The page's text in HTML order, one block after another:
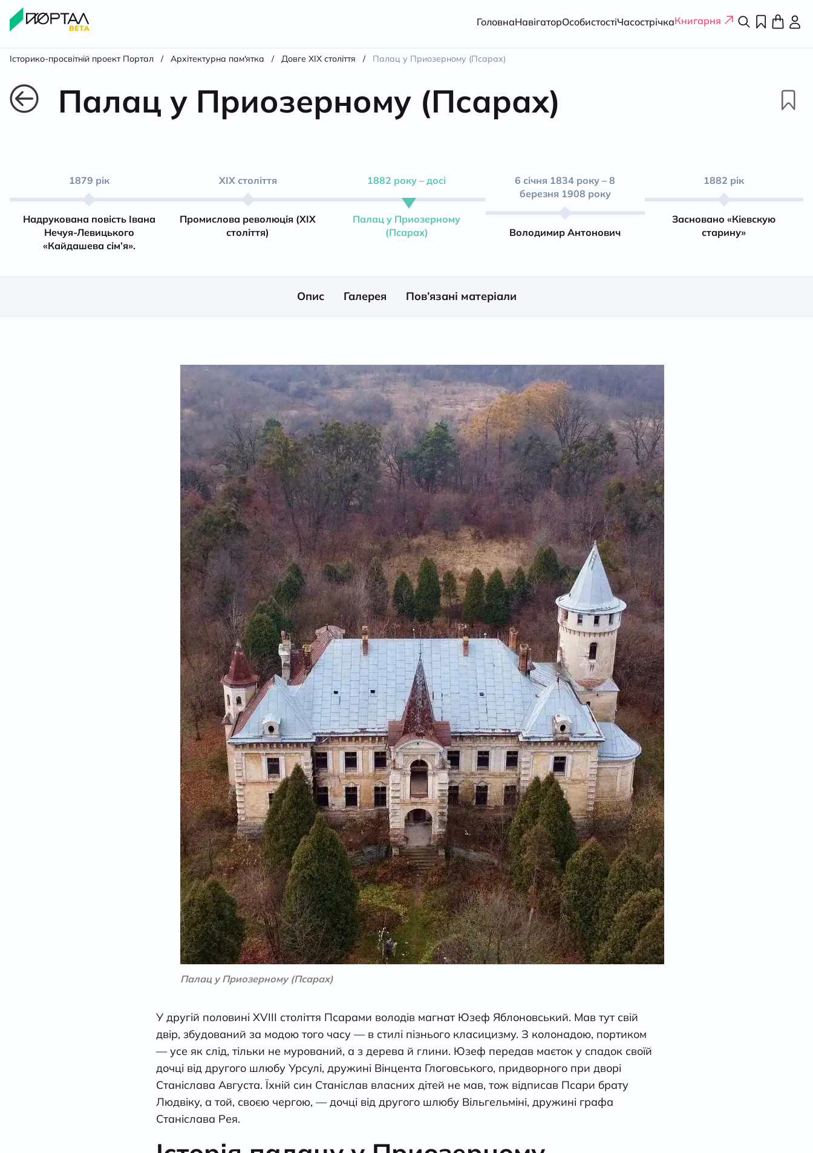
ГоловнаНавігаторОсобистостіЧасострічкаКнигарня
Історико-просвітній проект Портал / Архітектурна пам'ятка / Довге XIX століття / Палац у Приозерному (Псарах)
Палац у Приозерному (Псарах)
1879 рік
Надрукована повість Івана
Нечуя-Левицького
«Кайдашева сім’я».
ХІХ століття
Промислова революція (ХІХ
століття)
1882 року – досі
Палац у Приозерному
(Псарах)
6 січня 1834 року – 8
березня 1908 року
Володимир Антонович
1882 рік
Засновано «Кіевскую
старину»
Опис Галерея Пов’язані матеріали
Палац у Приозерному (Псарах)
У другій половині XVIII століття Псарами володів магнат Юзеф Яблоновський. Мав тут свій
двір, збудований за модою того часу — в стилі пізнього класицизму. З колонадою, портиком
— усе як слід, тільки не мурований, а з дерева й глини. Юзеф передав маєток у спадок своїй
дочці від другого шлюбу Урсулі, дружині Вінцента Глоговського, придворного при дворі
Станіслава Августа. Їхній син Станіслав власних дітей не мав, тож відписав Псари брату
Людвіку, а той, своєю чергою, — дочці від другого шлюбу Вільгельміні, дружині графа
Станіслава Рея.